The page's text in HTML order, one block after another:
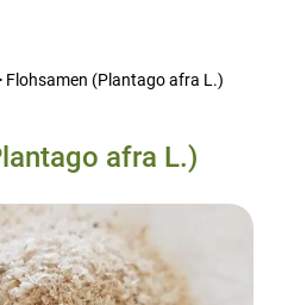
Flohsamen (Plantago afra L.)
afra L.)